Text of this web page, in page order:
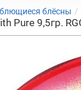
блёсны
Pure 9,5гр.